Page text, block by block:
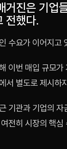
거진은 기업
전했다.
수요가 이어지고
이번 매입 규모
서 별도로 제시하
기관과 기업의
전히 시장의 핵